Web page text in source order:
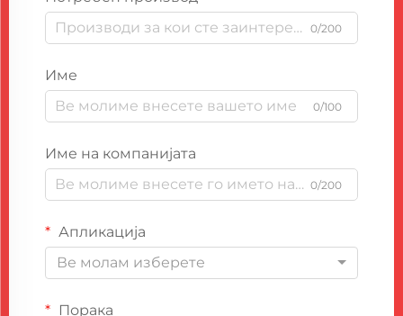
0/200
Име
0/100
Име на компанијата
0/200
Апликација
Ве молам изберете
Порака